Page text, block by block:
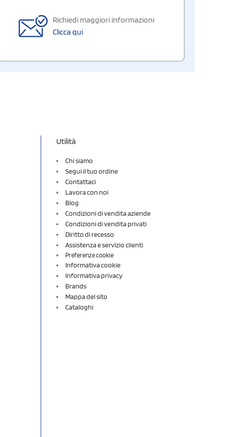
Richiedi maggiori informazioni
Clicca qui
Utilità
Chi siamo
Segui il tuo ordine
Contattaci
Lavora con noi
Blog
Condizioni di vendita aziende
Condizioni di vendita privati
Diritto di recesso
Assistenza e servizio clienti
Preferenze cookie
Informativa cookie
Informativa privacy
Brands
Mappa del sito
Cataloghi